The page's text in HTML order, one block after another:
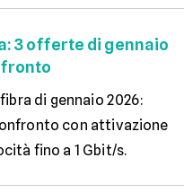
3 offerte di gennaio
di gennaio 2026:
con attivazione
fino a 1 Gbit/s.